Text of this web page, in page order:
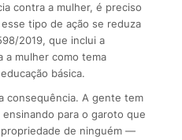
contra a mulher, é preciso
tipo de ação se reduza
2019, que inclui a
a mulher como tema
básica.
consequência. A gente tem
para o garoto que
de ninguém —